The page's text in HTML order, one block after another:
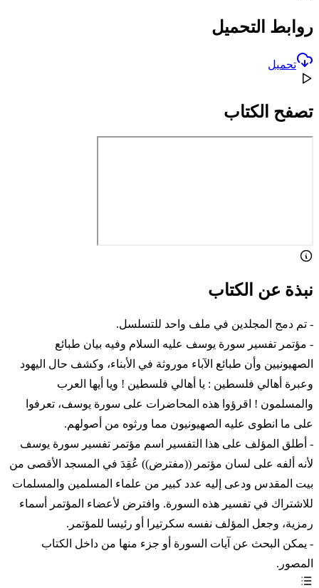
روابط التحميل
تحميل
تصفح الكتاب
نبذة عن الكتاب
- تم دمج المجلدين في ملف واحد للتسلسل.
- مؤتمر تفسير سورة يوسف عليه السلام وفيه بيان طبائع
الصهيونيين وأن طبائع الآباء موروثة في الأبناء، وكشف حال اليهود
وعبرة أهالي فلسطين : يا أهالي فلسطين ! ويا أيها العرب
والمسلمون ! اقرؤوا هذه المحاضرات على سورة يوسف، تعرفوا
على ما انطوى عليه الصهيونيون مما ورثوه من أصولهم.
- أطلق المؤلف على هذا التفسير اسم مؤتمر تفسير سورة يوسف
لأنه ألفه على لسان مؤتمر ((مفترض)) عُقِدَ في المسجد الأقصى من
بيت المقدس ودعى إليه عدد كبير من علماء المسلمين والمسلمات
للاشتراك في تفسير هذه السورة. وافترض لأعضاء المؤتمر أسماء
رمزية، وجعل المؤلف نفسه سكرتيرا أو رئيسا للمؤتمر.
- يمكن البحث عن آيات السورة أو جزء منها من داخل الكتاب
المصور.